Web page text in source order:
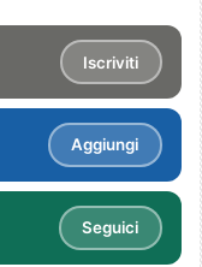
Iscriviti
Aggiungi
Seguici